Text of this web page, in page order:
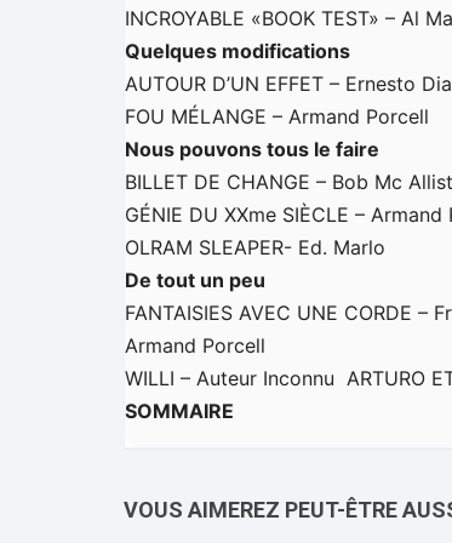
INCROYABLE «BOOK TEST» – Al
Quelques modifications
AUTOUR D’UN EFFET – Ernesto
FOU MÉLANGE – Armand Porcell
Nous pouvons tous le faire
BILLET DE CHANGE – Bob Mc
GÉNIE DU XXme SIÈCLE – Armand
OLRAM SLEAPER- Ed. Marlo
De tout un peu
FANTAISIES AVEC UNE CORDE –
Armand Porcell
WILLI – Auteur Inconnu ARTURO
SOMMAIRE
VOUS AIMEREZ PEUT-ÊTRE